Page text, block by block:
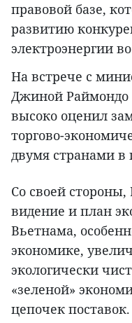
правовой базе,
развитию
электроэнергии
На встрече с
Джиной Раймондо
высоко оценил
торгово-
двумя странами в
Со своей
видение и план
Вьетнама,
экономике,
экологически
«зеленой»
цепочек поставок.